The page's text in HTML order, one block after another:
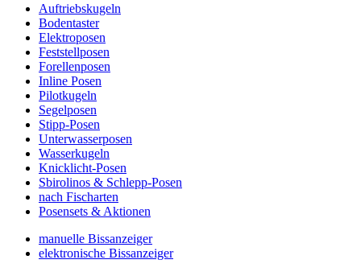
Auftriebskugeln
Bodentaster
Elektroposen
Feststellposen
Forellenposen
Inline Posen
Pilotkugeln
Segelposen
Stipp-Posen
Unterwasserposen
Wasserkugeln
Knicklicht-Posen
Sbirolinos & Schlepp-Posen
nach Fischarten
Posensets & Aktionen
manuelle Bissanzeiger
elektronische Bissanzeiger